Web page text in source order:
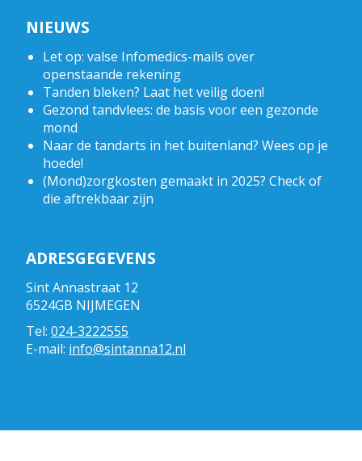
NIEUWS
Let op: valse Infomedics-mails over
openstaande rekening
Tanden bleken? Laat het veilig doen!
Gezond tandvlees: de basis voor een gezonde
mond
Naar de tandarts in het buitenland? Wees op je
hoede!
(Mond)zorgkosten gemaakt in 2025? Check of
die aftrekbaar zijn
ADRESGEGEVENS
Sint Annastraat 12
6524GB NIJMEGEN
Tel: 024-3222555
E-mail: info@sintanna12.nl